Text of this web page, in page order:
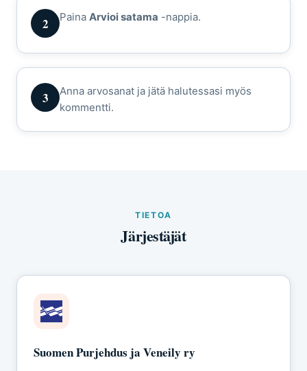
2 Paina Arvioi satama -nappia.
3
Anna arvosanat ja jätä halutessasi myös
kommentti.
TIETOA
Järjestäjät
Suomen Purjehdus ja Veneily ry